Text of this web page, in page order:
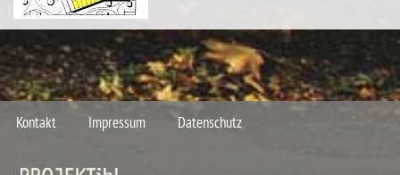
Kontakt Impressum Datenschutz